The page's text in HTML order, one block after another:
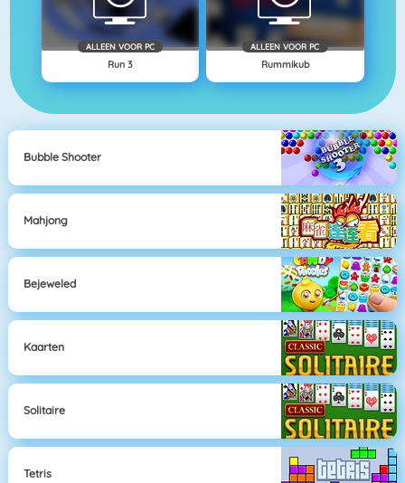
ALLEEN VOOR PC
Run 3
ALLEEN VOOR PC
Rummikub
Bubble Shooter
Mahjong
Bejeweled
Kaarten
Solitaire
Tetris